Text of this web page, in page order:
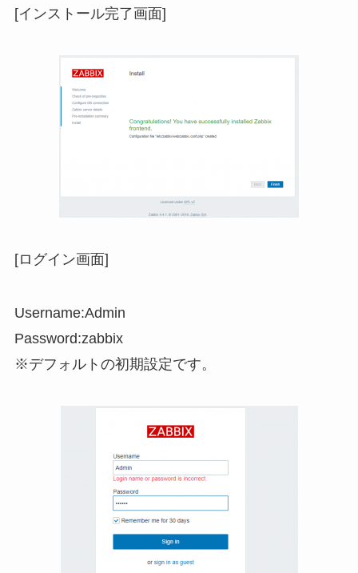
[インストール完了画面]
[ログイン画面]
Username:Admin
Password:zabbix
※デフォルトの初期設定です。